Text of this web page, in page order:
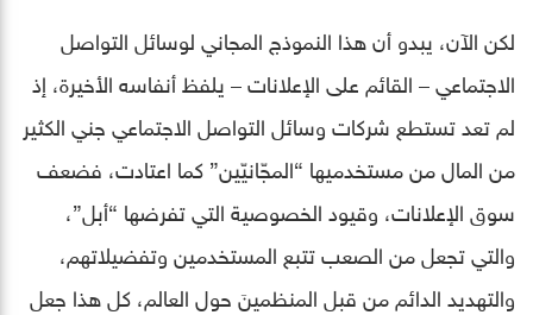
لكن الآن، يبدو أن هذا النموذج المجاني لوسائل التواصل
الاجتماعي – القائم على الإعلانات – يلفظ أنفاسه الأخيرة، إذ
لم تعد تستطع شركات وسائل التواصل الاجتماعي جني الكثير
من المال من مستخدميها “المجّانيّين” كما اعتادت، فضعف
سوق الإعلانات، وقيود الخصوصية التي تفرضها “أبل”،
والتي تجعل من الصعب تتبع المستخدمين وتفضيلاتهم،
والتهديد الدائم من قبل المنظمينَ حول العالم، كل هذا جعل